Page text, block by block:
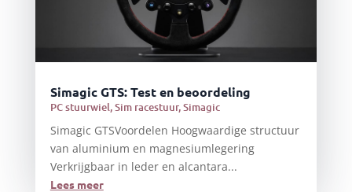
Simagic GTS: Test en beoordeling
PC stuurwiel,Sim racestuur,Simagic
Simagic GTSVoordelen Hoogwaardige structuur
van aluminium en magnesiumlegering
Verkrijgbaar in leder en alcantara...
Lees meer